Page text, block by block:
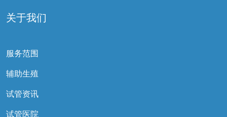
关于我们
服务范围
辅助生殖
试管资讯
试管医院